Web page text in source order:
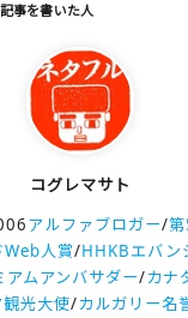
コグレマサト
アルファブロガー/
人賞/HHKBエバン
ムアンバサダー/カナ
光大使/カルガリー名